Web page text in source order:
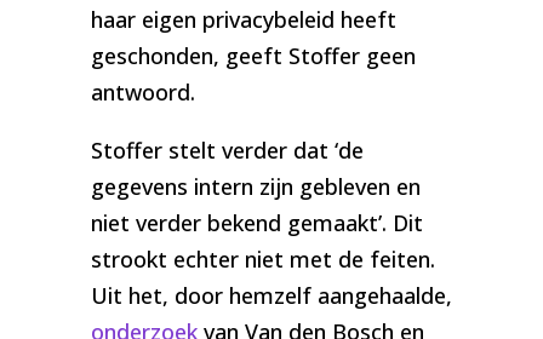
haar eigen privacybeleid heeft
geschonden, geeft Stoffer geen
antwoord.
Stoffer stelt verder dat ‘de
gegevens intern zijn gebleven en
niet verder bekend gemaakt’. Dit
strookt echter niet met de feiten.
Uit het, door hemzelf aangehaalde,
onderzoekvan Van den Bosch en